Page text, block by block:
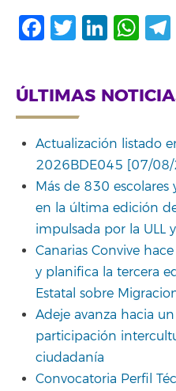
Facebook
Twitter
ÚLTIMAS
Actualización listado
2026BDE045 [07/
Más de 830
en la última edición
impulsada por la ULL
Canarias Convive
y planifica la tercera
Estatal sobre
Adeje avanza hacia
participación
ciudadanía
Convocatoria Perfil